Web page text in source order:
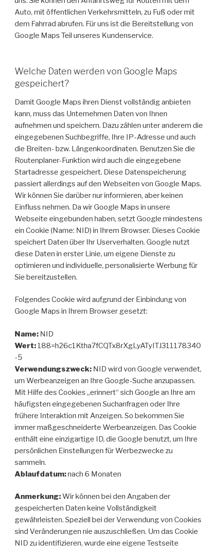
Auto, mit öffentlichen Verkehrsmitteln, zu Fuß oder mit
dem Fahrrad abrufen. Für uns ist die Bereitstellung von
Google Maps Teil unseres Kundenservice.
Welche Daten werden von Google Maps
gespeichert?
Damit Google Maps ihren Dienst vollständig anbieten
kann, muss das Unternehmen Daten von Ihnen
aufnehmen und speichern. Dazu zählen unter anderem die
eingegebenen Suchbegriffe, Ihre IP-Adresse und auch
die Breiten- bzw. Längenkoordinaten. Benutzen Sie die
Routenplaner-Funktion wird auch die eingegebene
Startadresse gespeichert. Diese Datenspeicherung
passiert allerdings auf den Webseiten von Google Maps.
Wir können Sie darüber nur informieren, aber keinen
Einfluss nehmen. Da wir Google Maps in unsere
Webseite eingebunden haben, setzt Google mindestens
ein Cookie (Name: NID) in Ihrem Browser. Dieses Cookie
speichert Daten über Ihr Userverhalten. Google nutzt
diese Daten in erster Linie, um eigene Dienste zu
optimieren und individuelle, personalisierte Werbung für
Sie bereitzustellen.
Folgendes Cookie wird aufgrund der Einbindung von
Google Maps in Ihrem Browser gesetzt:
Name: NID
Wert: 188=h26c1Ktha7fCQTx8rXgLyATyITJ311178340
-5
Verwendungszweck: NID wird von Google verwendet,
um Werbeanzeigen an Ihre Google-Suche anzupassen.
Mit Hilfe des Cookies „erinnert“ sich Google an Ihre am
häufigsten eingegebenen Suchanfragen oder Ihre
frühere Interaktion mit Anzeigen. So bekommen Sie
immer maßgeschneiderte Werbeanzeigen. Das Cookie
enthält eine einzigartige ID, die Google benutzt, um Ihre
persönlichen Einstellungen für Werbezwecke zu
sammeln.
Ablaufdatum:nach 6 Monaten
Anmerkung:Wir können bei den Angaben der
gespeicherten Daten keine Vollständigkeit
gewährleisten. Speziell bei der Verwendung von Cookies
sind Veränderungen nie auszuschließen. Um das Cookie
NID zu identifizieren, wurde eine eigene Testseite